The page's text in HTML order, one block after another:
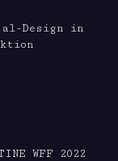
Design in
WFF 2022